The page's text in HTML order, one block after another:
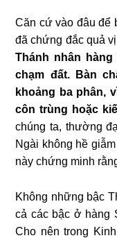
Căn cứ vào đâu để
đã chứng đắc quả
Thánh nhân
chạm đất. Bàn
khoảng ba phân,
côn trùng hoặc
chúng ta, thường
Ngài không hề
này chứng minh
Không những bậc
cả các bậc ở hàng
Cho nên trong